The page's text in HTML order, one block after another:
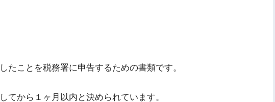
たことを税務署に申告するための書類です。
てから１ヶ月以内と決められています。